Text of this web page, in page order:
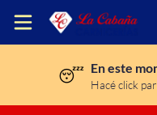
Inicio😴 En este
Hacé click